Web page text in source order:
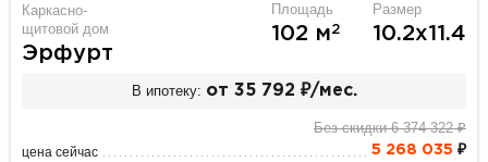
Каркасно-
щитовой дом
Эрфурт
Площадь
102 м2
Размер
10.2х11.4
В ипотеку: от 35 792 ₽/мес.
Без скидки 6 374 322 ₽
цена сейчас 5 268 035 ₽